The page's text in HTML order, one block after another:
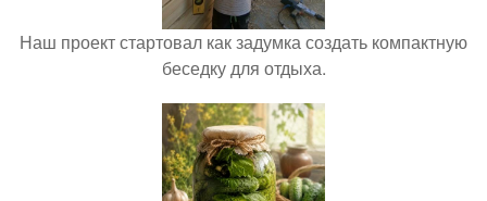
Наш проект стартовал как задумка создать компактную
беседку для отдыха.